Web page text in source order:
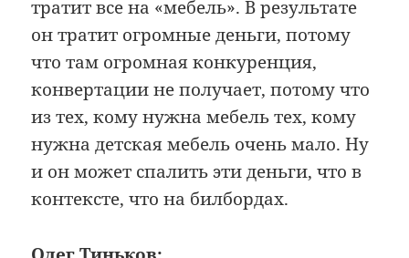
тратит все на «мебель». В результате
он тратит огромные деньги, потому
что там огромная конкуренция,
конвертации не получает, потому что
из тех, кому нужна мебель тех, кому
нужна детская мебель очень мало. Ну
и он может спалить эти деньги, что в
контексте, что на билбордах.